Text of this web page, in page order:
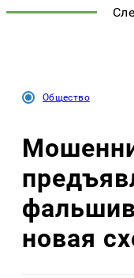
Общество
новая